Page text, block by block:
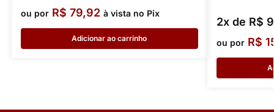
ou por R$ 79,92 à vista no Pix
Adicionar ao carrinho
2x de R$
ou por R$